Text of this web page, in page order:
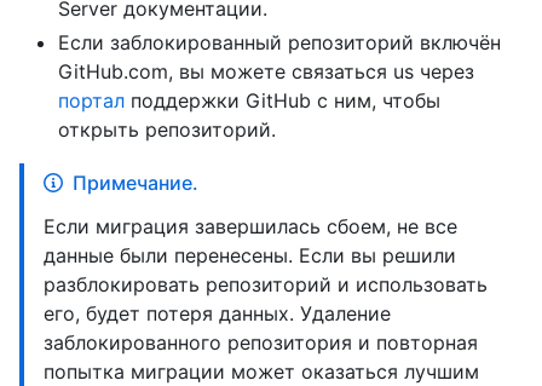
Server документации.
Если заблокированный репозиторий включён
GitHub.com, вы можете связаться us через
портал поддержки GitHub с ним, чтобы
открыть репозиторий.
Примечание.
Если миграция завершилась сбоем, не все
данные были перенесены. Если вы решили
разблокировать репозиторий и использовать
его, будет потеря данных. Удаление
заблокированного репозитория и повторная
попытка миграции может оказаться лучшим